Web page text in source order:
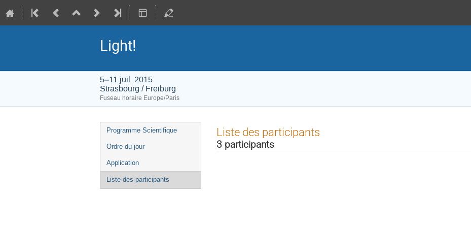
Light!
5–11 juil. 2015
Strasbourg / Freiburg
Fuseau horaire Europe/Paris
Menu
de
Programme Scientifique
Ordre du jour
Application
Liste des participants
Liste des participants
3 participants